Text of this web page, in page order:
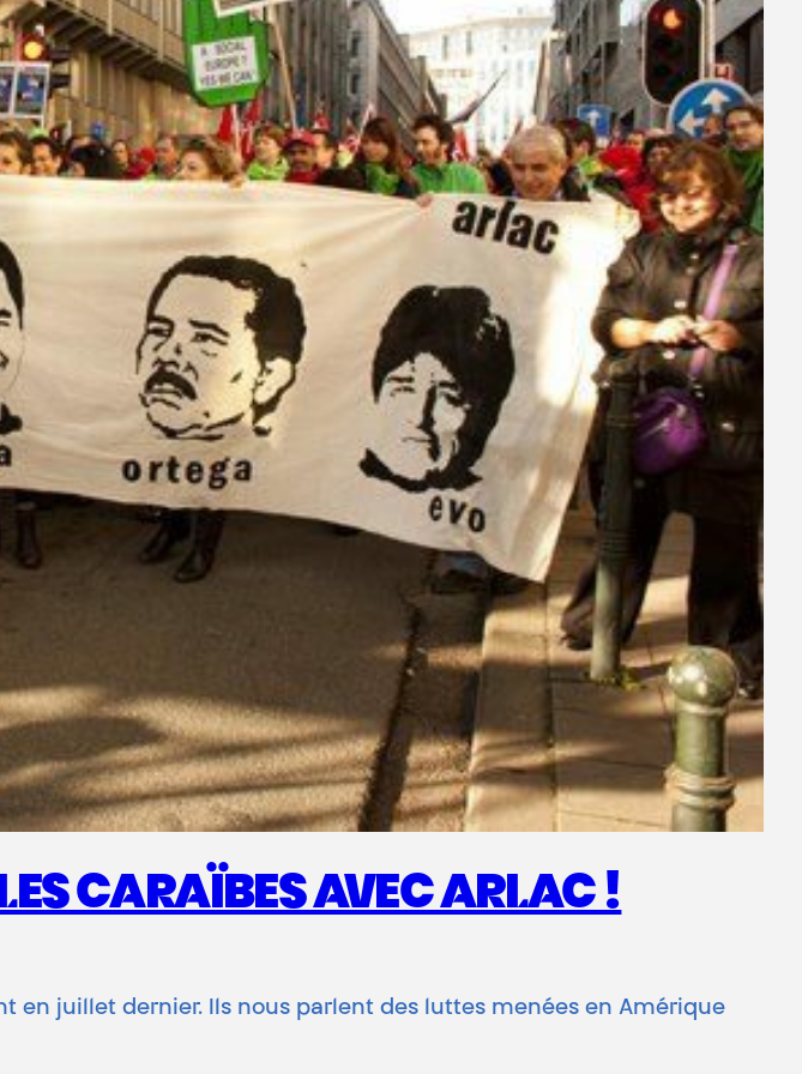
CARAÏBES AVEC ARLAC !
en juillet dernier. Ils nous parlent des luttes menées en Amérique